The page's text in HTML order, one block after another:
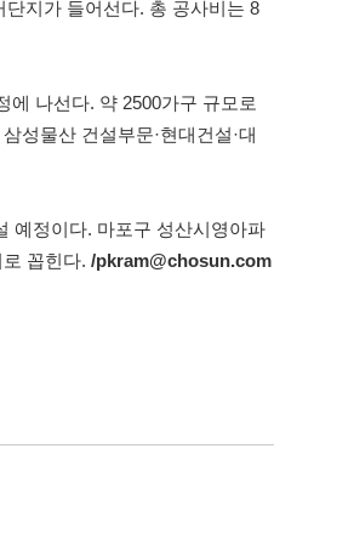
지가 들어선다. 총 공사비는 8
에 나선다. 약 2500가구 규모로
성물산 건설부문·현대건설·대
예정이다. 마포구 성산시영아파
꼽힌다. /pkram@chosun.com